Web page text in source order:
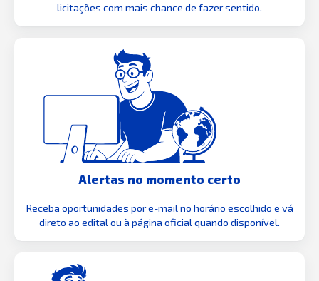
licitações com mais chance de fazer sentido.
Alertas no momento certo
Receba oportunidades por e-mail no horário escolhido e vá
direto ao edital ou à página oficial quando disponível.